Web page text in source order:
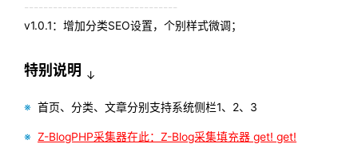
--------------------------------
v1.0.1：增加分类SEO设置，个别样式微调；
特别说明 ↓
※ 首页、分类、文章分别支持系统侧栏1、2、3
※ Z-BlogPHP采集器在此：Z-Blog采集填充器 get! get!